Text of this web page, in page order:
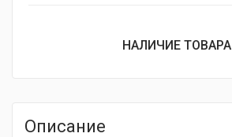
НАЛИЧИЕ ТОВАРА
Описание